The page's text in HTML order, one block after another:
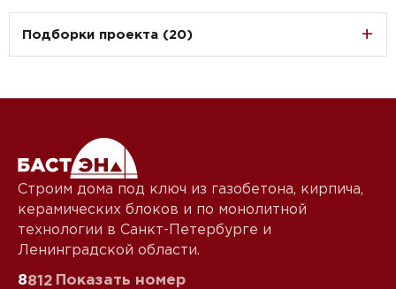
Подборки проекта (20)
Строим дома под ключ из газобетона, кирпича,
керамических блоков и по монолитной
технологии в Санкт-Петербурге и
Ленинградской области.
8812 Показать номер